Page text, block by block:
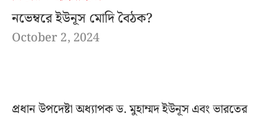
নভেম্বরে ইউনূস মোদি বৈঠক?
October 2, 2024
প্রধান উপদেষ্টা অধ্যাপক ড. মুহাম্মদ ইউনূস এবং ভারতের